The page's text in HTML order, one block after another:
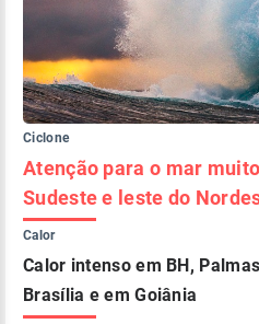
Ciclone
Atenção para o mar
Sudeste e leste do
Calor
Calor intenso em BH,
Brasília e em Goiânia